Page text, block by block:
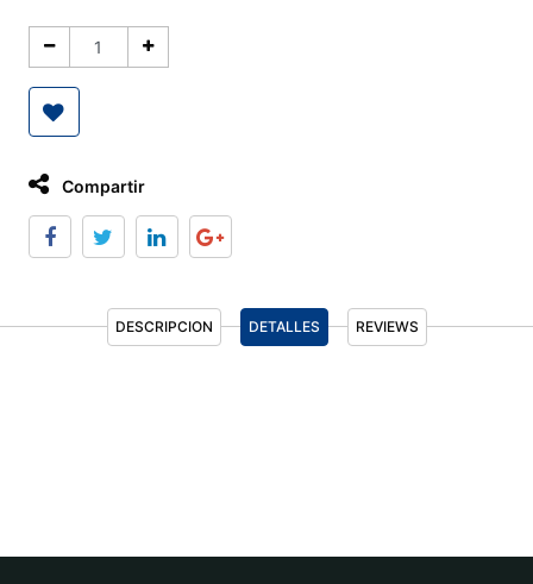
Compartir
DESCRIPCION DETALLES REVIEWS